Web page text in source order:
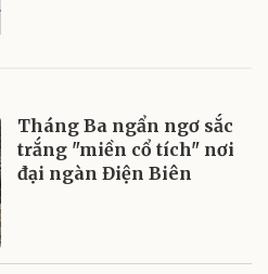
Tháng Ba ngẩn ngơ sắc
trắng "miền cổ tích" nơi
đại ngàn Điện Biên